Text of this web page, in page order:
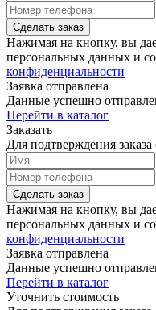
Сделать заказ
Нажимая на кнопку, вы
персональных данных и
конфиденциальности
Заявка отправлена
Данные успешно
Перейти в каталог
Заказать
Для подтверждения
Сделать заказ
Нажимая на кнопку, вы
персональных данных и
конфиденциальности
Заявка отправлена
Данные успешно
Перейти в каталог
Уточнить стоимость